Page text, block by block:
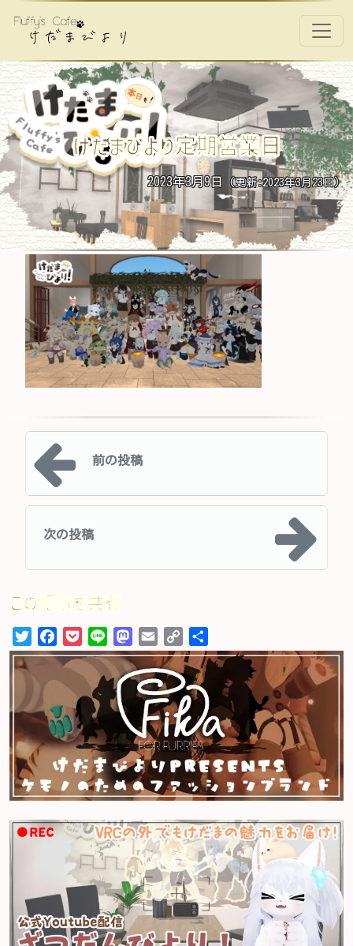
メインナビゲーション
けだまびより定期営業日
2023年3月9日 (更新:2023年3月23日)
投稿ナビゲーション
前の投稿
次の投稿
この記事を共有
TwitterFacebook
PocketLine Mastodon
Email Copy
Link有